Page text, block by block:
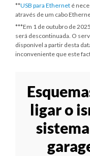
**USB para Ethernet é
através de um cabo
***Em 1 de outubro de 2025
será descontinuada. O
disponível a partir desta
inconveniente que este
ligar o